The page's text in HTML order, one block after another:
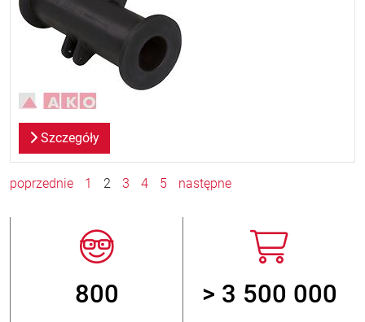
Szczegóły
poprzednie 1 2 3 4 5 następne
800 > 3 500 000